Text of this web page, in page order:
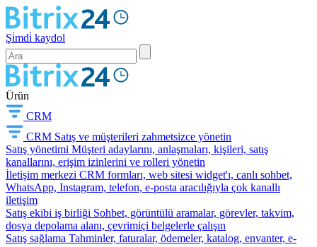
Şi̇mdi̇ kaydol
Ürün
CRM
CRM Satış ve müşterileri zahmetsizce yönetin
Satış yönetimi Müşteri adaylarını, anlaşmaları, kişileri, satış
kanallarını, erişim izinlerini ve rolleri yönetin
İletişim merkezi CRM formları, web sitesi widget'ı, canlı sohbet,
WhatsApp, Instagram, telefon, e-posta aracılığıyla çok kanallı
iletişim
Satış ekibi iş birliği Sohbet, görüntülü aramalar, görevler, takvim,
dosya depolama alanı, çevrimiçi belgelerle çalışın
Satış sağlama Tahminler, faturalar, ödemeler, katalog, envanter, e-